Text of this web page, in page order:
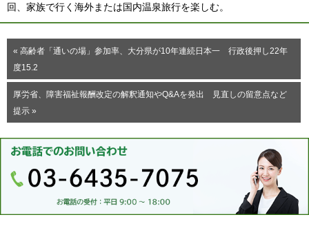
回、家族で行く海外または国内温泉旅行を楽しむ。
« 高齢者「通いの場」参加率、大分県が10年連続日本一 行政後押し22年
度15.2
厚労省、障害福祉報酬改定の解釈通知やQ&Aを発出 見直しの留意点など
提示 »